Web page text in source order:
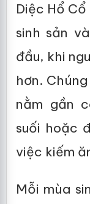
Diệc Hổ
sinh sản
đầu, khi
hơn.
nằm gần
suối hoặc
việc kiếm
Mỗi mùa